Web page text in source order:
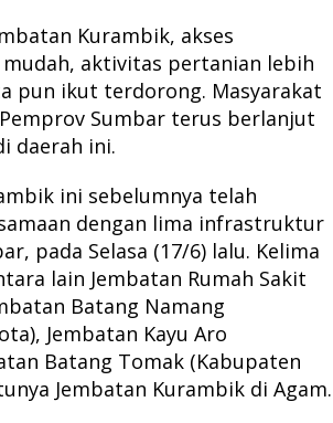
Kurambik, akses
aktivitas pertanian lebih
pun ikut terdorong. Masyarakat
Sumbar terus berlanjut
daerah ini.
ini sebelumnya telah
dengan lima infrastruktur
pada Selasa (17/6) lalu. Kelima
lain Jembatan Rumah Sakit
Batang Namang
Jembatan Kayu Aro
Batang Tomak (Kabupaten
Jembatan Kurambik di Agam.